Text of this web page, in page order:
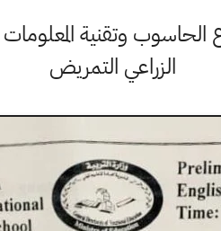
وتقنية
الزراعي التمريض